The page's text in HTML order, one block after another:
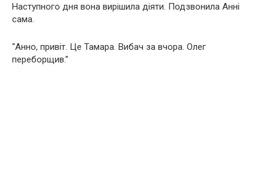
Наступного дня вона вирішила діяти. Подзвонила Анні
сама.
“Анно, привіт. Це Тамара. Вибач за вчора. Олег
переборщив.”